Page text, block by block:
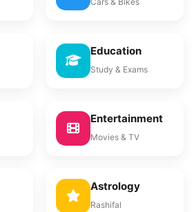
Education
Study & Exams
Entertainment
Movies & TV
Astrology
Rashifal